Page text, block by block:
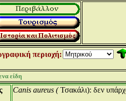
περιοχή:
είδη
Canis aureus (Τσακάλι): δεν